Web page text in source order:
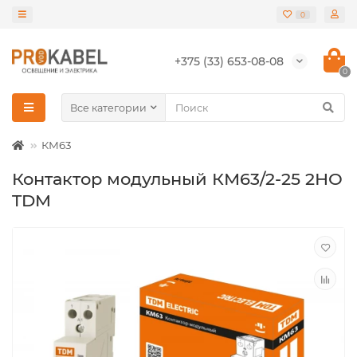
0
+375 (33) 653-08-08
0
Все категории
КМ63
Контактор модульный КМ63/2-25 2НО
TDM